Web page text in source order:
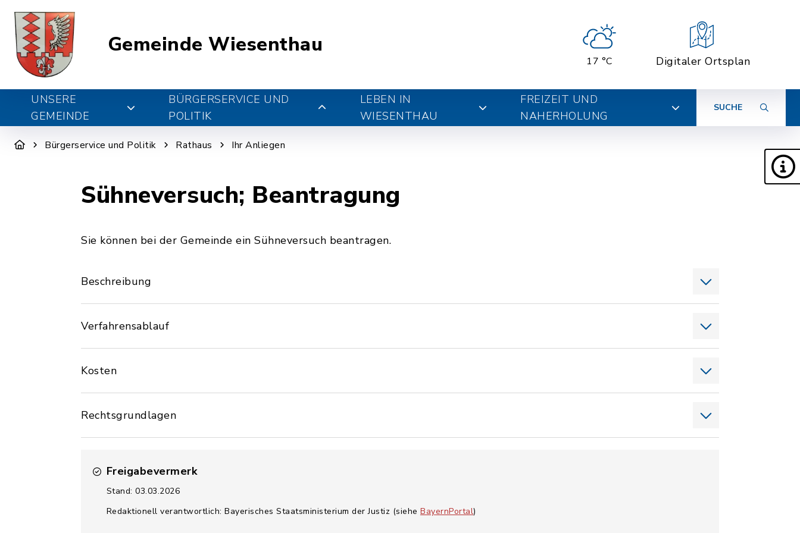
Gemeinde Wiesenthau
17 °C Digitaler Ortsplan
UNSERE
GEMEINDE
BÜRGERSERVICE UND
POLITIK
LEBEN IN
WIESENTHAU
FREIZEIT UND
NAHERHOLUNG
SUCHE
Bürgerservice und Politik Rathaus Ihr Anliegen
Sühneversuch; Beantragung
Sie können bei der Gemeinde ein Sühneversuch beantragen.
Beschreibung
Verfahrensablauf
Kosten
Rechtsgrundlagen
Freigabevermerk
Stand: 03.03.2026
Redaktionell verantwortlich: Bayerisches Staatsministerium der Justiz (siehe BayernPortal)